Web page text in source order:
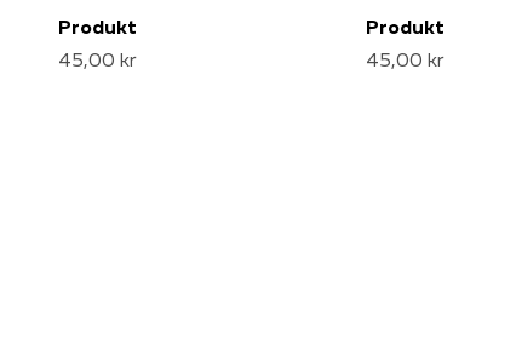
Produkt
45,00 kr
Produkt
45,00 kr